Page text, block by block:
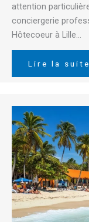
attention
conciergerie
Hôtecoeur à Lille…
Lire la suite